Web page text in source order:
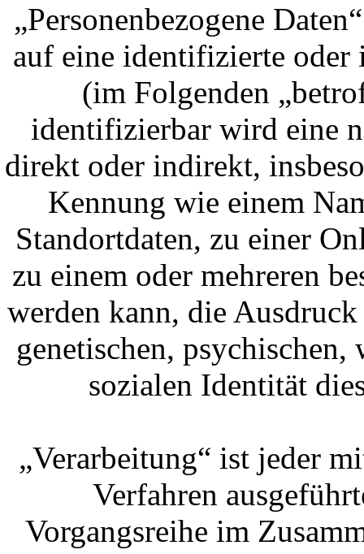
„Personenbezogene
auf eine identifizierte oder
(im Folgenden
identifizierbar wird eine
direkt oder indirekt,
Kennung wie einem
Standortdaten, zu einer
zu einem oder mehreren
werden kann, die
genetischen,
sozialen Identität
„Verarbeitung“ ist jeder
Verfahren
Vorgangsreihe im